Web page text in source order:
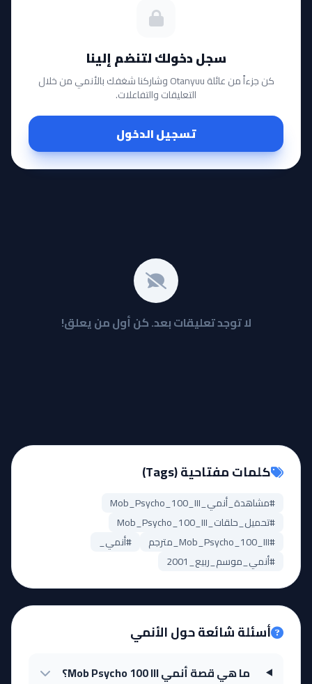
سجل دخولك لتنضم إلينا
كن جزءاً من عائلة Otanyuu وشاركنا شغفك بالأنمي من خلال
التعليقات والتفاعلات.
تسجيل الدخول
لا توجد تعليقات بعد. كن أول من يعلق!
كلمات مفتاحية (Tags)
#مشاهدة_أنمي_Mob_Psycho_100_III
#تحميل_حلقات_Mob_Psycho_100_III
#Mob_Psycho_100_III_مترجم
#أنمي_
#أنمي_موسم_ربيع_2001
أسئلة شائعة حول الأنمي
ما هي قصة أنمي Mob Psycho 100 III؟